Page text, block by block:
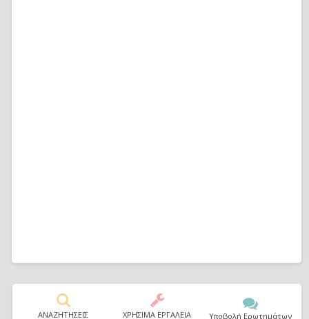
ΑΝΑΖΗΤΗΣΕΙΣ ΧΡΗΣΙΜΑ ΕΡΓΑΛΕΙΑ Υποβολή Ερωτημάτων